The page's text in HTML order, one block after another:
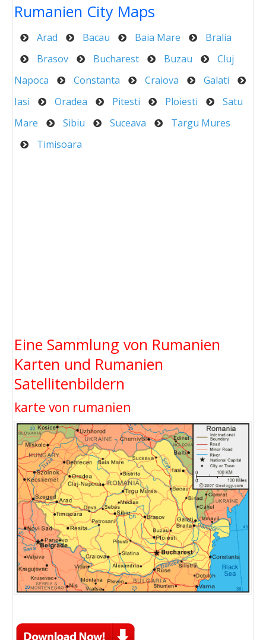
Rumanien City Maps
Arad Bacau Baia Mare
Bralia
Brasov
Bucharest Buzau
Cluj
Napoca
Constanta Craiova
Galati
Iasi
Oradea Pitesti Ploiesti
Satu
Mare
Sibiu Suceava
Targu Mures
Timisoara
Eine Sammlung von Rumanien
Karten und Rumanien
Satellitenbildern
karte von rumanien